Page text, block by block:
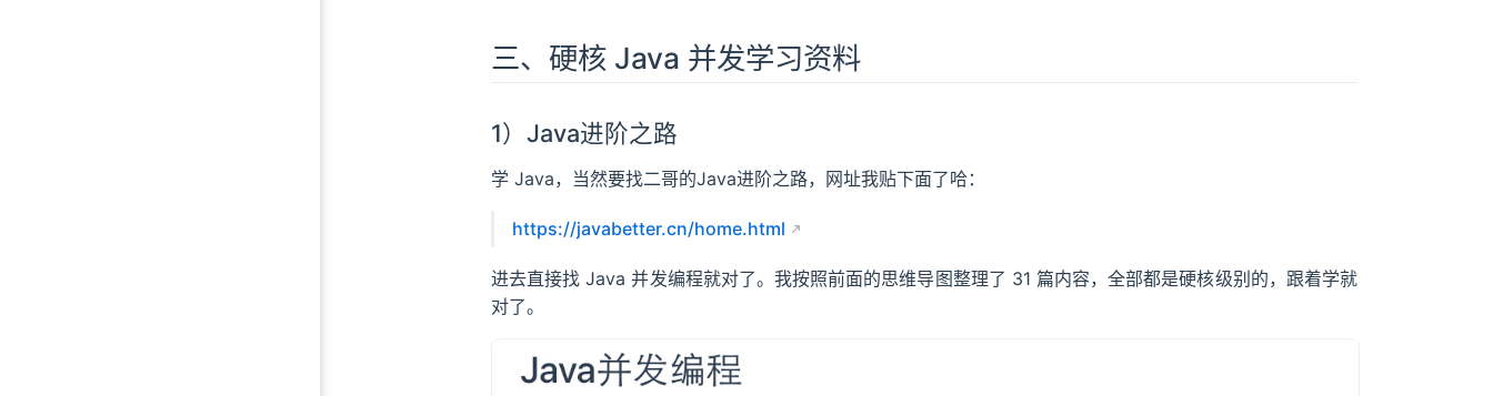
三、硬核 Java 并发学习资料
1）Java进阶之路
学 Java，当然要找二哥的Java进阶之路，网址我贴下面了哈：
https://javabetter.cn/home.html
进去直接找 Java 并发编程就对了。我按照前面的思维导图整理了 31 篇内容，全部都是硬核级别的，跟着学就
对了。